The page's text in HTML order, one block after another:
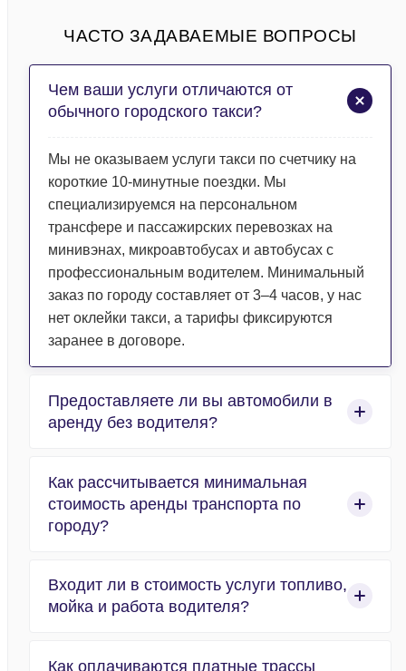
ЧАСТО ЗАДАВАЕМЫЕ ВОПРОСЫ
Чем ваши услуги отличаются от
обычного городского такси?
Мы не оказываем услуги такси по счетчику на
короткие 10-минутные поездки. Мы
специализируемся на персональном
трансфере и пассажирских перевозках на
минивэнах, микроавтобусах и автобусах с
профессиональным водителем. Минимальный
заказ по городу составляет от 3–4 часов, у нас
нет оклейки такси, а тарифы фиксируются
заранее в договоре.
Предоставляете ли вы автомобили в
аренду без водителя?
организованных пассажирских перевозок, и
абсолютно весь автотранспорт
предоставляется с профессиональным
водителя.
Как рассчитывается минимальная
стоимость аренды транспорта по
городу?
стандартизированной формуле «часы работы +
1 час подачи». Минимальный заказ – 4 часа, в
часов, все зависит от маршрута и
Входит ли в стоимость услуги топливо,
мойка и работа водителя?
Как оплачиваются платные трассы